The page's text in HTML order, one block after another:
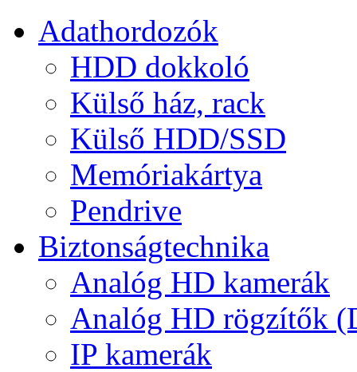
Adathordozók
HDD dokkoló
Külső ház, rack
Külső HDD/SSD
Memóriakártya
Pendrive
Biztonságtechnika
Analóg HD kamerák
Analóg HD rögzítők
IP kamerák